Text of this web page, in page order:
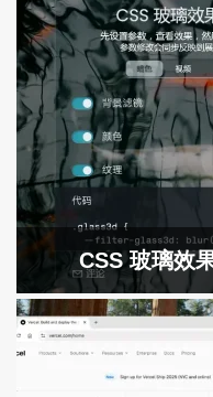
CSS 玻璃效